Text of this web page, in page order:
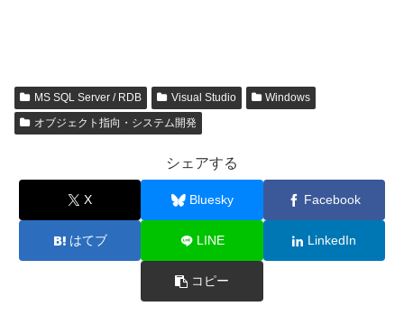
MS SQL Server / RDB Visual Studio
Windows
オブジェクト指向・システム開発
シェアする
X Bluesky Facebook
はてブ LINE LinkedIn
コピー